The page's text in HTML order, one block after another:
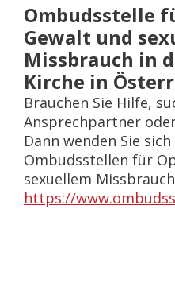
Ombudsstelle
Gewalt und
Missbrauch in
Kirche in
Brauchen Sie Hilfe,
Ansprechpartner
Dann wenden Sie
Ombudsstellen für
sexuellem
https://